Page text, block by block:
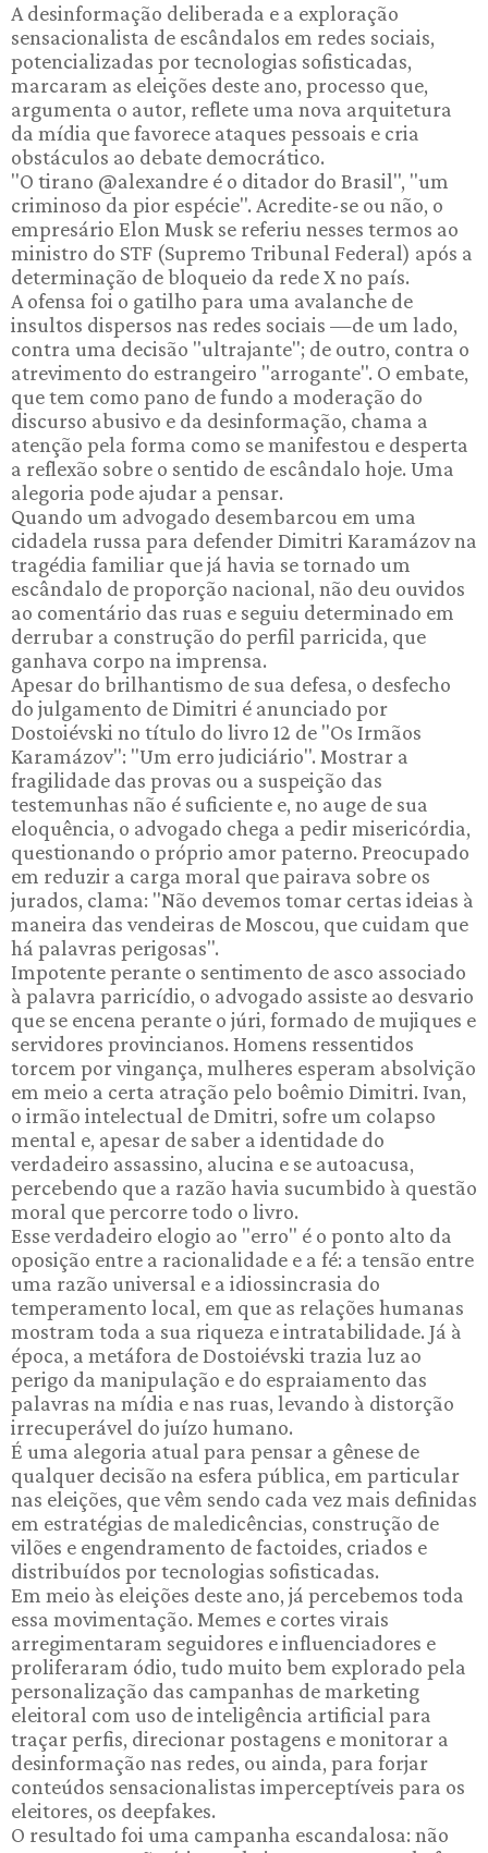
A desinformação deliberada e a exploração
sensacionalista de escândalos em redes sociais,
potencializadas por tecnologias sofisticadas,
marcaram as eleições deste ano, processo que,
argumenta o autor, reflete uma nova arquitetura
da mídia que favorece ataques pessoais e cria
obstáculos ao debate democrático.
"O tirano @alexandre é o ditador do Brasil", "um
criminoso da pior espécie". Acredite-se ou não, o
empresário Elon Musk se referiu nesses termos ao
ministro do STF (Supremo Tribunal Federal) após a
determinação de bloqueio da rede X no país.
A ofensa foi o gatilho para uma avalanche de
insultos dispersos nas redes sociais —de um lado,
contra uma decisão "ultrajante"; de outro, contra o
atrevimento do estrangeiro "arrogante". O embate,
que tem como pano de fundo a moderação do
discurso abusivo e da desinformação, chama a
atenção pela forma como se manifestou e desperta
a reflexão sobre o sentido de escândalo hoje. Uma
alegoria pode ajudar a pensar.
Quando um advogado desembarcou em uma
cidadela russa para defender Dimitri Karamázov na
tragédia familiar que já havia se tornado um
escândalo de proporção nacional, não deu ouvidos
ao comentário das ruas e seguiu determinado em
derrubar a construção do perfil parricida, que
ganhava corpo na imprensa.
Apesar do brilhantismo de sua defesa, o desfecho
do julgamento de Dimitri é anunciado por
Dostoiévski no título do livro 12 de "Os Irmãos
Karamázov": "Um erro judiciário". Mostrar a
fragilidade das provas ou a suspeição das
testemunhas não é suficiente e, no auge de sua
eloquência, o advogado chega a pedir misericórdia,
questionando o próprio amor paterno. Preocupado
em reduzir a carga moral que pairava sobre os
jurados, clama: "Não devemos tomar certas ideias à
maneira das vendeiras de Moscou, que cuidam que
há palavras perigosas".
Impotente perante o sentimento de asco associado
à palavra parricídio, o advogado assiste ao desvario
que se encena perante o júri, formado de mujiques e
servidores provincianos. Homens ressentidos
torcem por vingança, mulheres esperam absolvição
em meio a certa atração pelo boêmio Dimitri. Ivan,
o irmão intelectual de Dmitri, sofre um colapso
mental e, apesar de saber a identidade do
verdadeiro assassino, alucina e se autoacusa,
percebendo que a razão havia sucumbido à questão
moral que percorre todo o livro.
Esse verdadeiro elogio ao "erro" é o ponto alto da
oposição entre a racionalidade e a fé: a tensão entre
uma razão universal e a idiossincrasia do
temperamento local, em que as relações humanas
mostram toda a sua riqueza e intratabilidade. Já à
época, a metáfora de Dostoiévski trazia luz ao
perigo da manipulação e do espraiamento das
palavras na mídia e nas ruas, levando à distorção
irrecuperável do juízo humano.
É uma alegoria atual para pensar a gênese de
qualquer decisão na esfera pública, em particular
nas eleições, que vêm sendo cada vez mais definidas
em estratégias de maledicências, construção de
vilões e engendramento de factoides, criados e
distribuídos por tecnologias sofisticadas.
Em meio às eleições deste ano, já percebemos toda
essa movimentação. Memes e cortes virais
arregimentaram seguidores e influenciadores e
proliferaram ódio, tudo muito bem explorado pela
personalização das campanhas de marketing
eleitoral com uso de inteligência artificial para
traçar perfis, direcionar postagens e monitorar a
desinformação nas redes, ou ainda, para forjar
conteúdos sensacionalistas imperceptíveis para os
eleitores, os deepfakes.
O resultado foi uma campanha escandalosa: não